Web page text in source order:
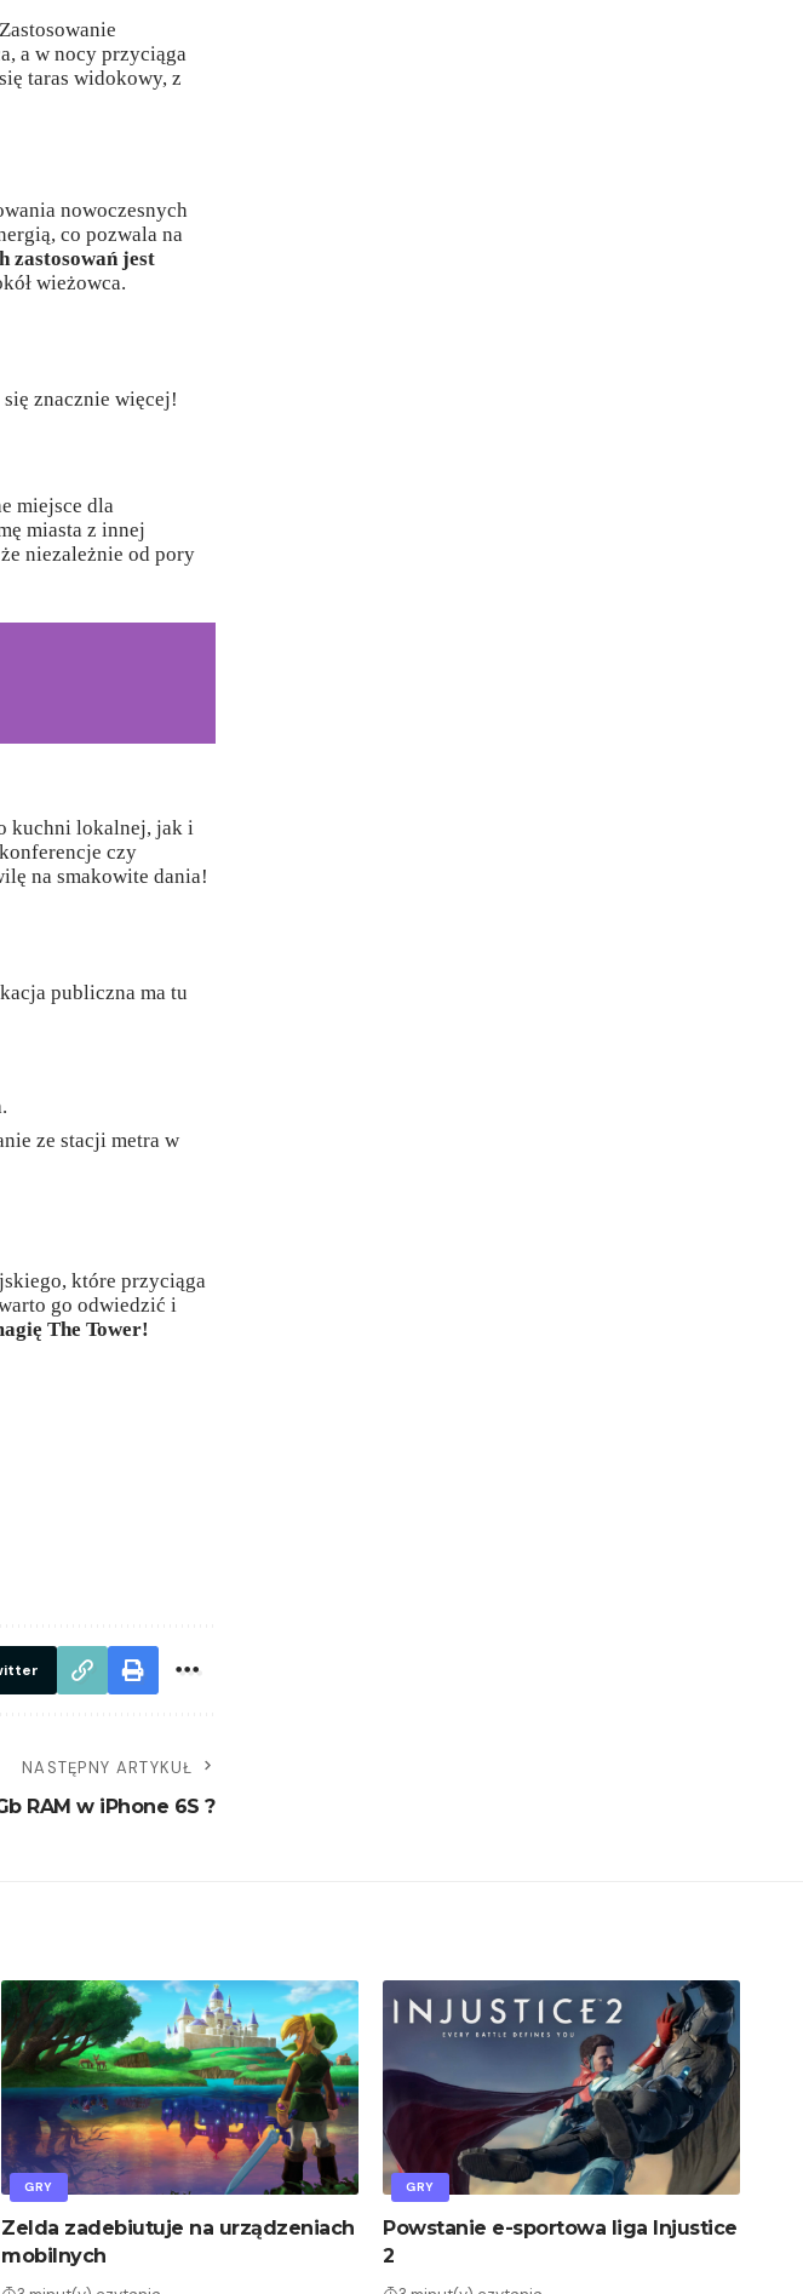
a w nocy przyciąga
taras widokowy, z
nowoczesnych
co pozwala na
zastosowań jest
wieżowca.
znacznie więcej!
miejsce dla
miasta z innej
niezależnie od pory
kuchni lokalnej, jak i
czy
na smakowite dania!
publiczna ma tu
ze stacji metra w
które przyciąga
go odwiedzić i
The Tower!
NASTĘPNY ARTYKUŁ
RAM w iPhone 6S ?
GRY
Zelda zadebiutuje na urządzeniach
mobilnych
GRY
Powstanie e-sportowa liga Injustice
2